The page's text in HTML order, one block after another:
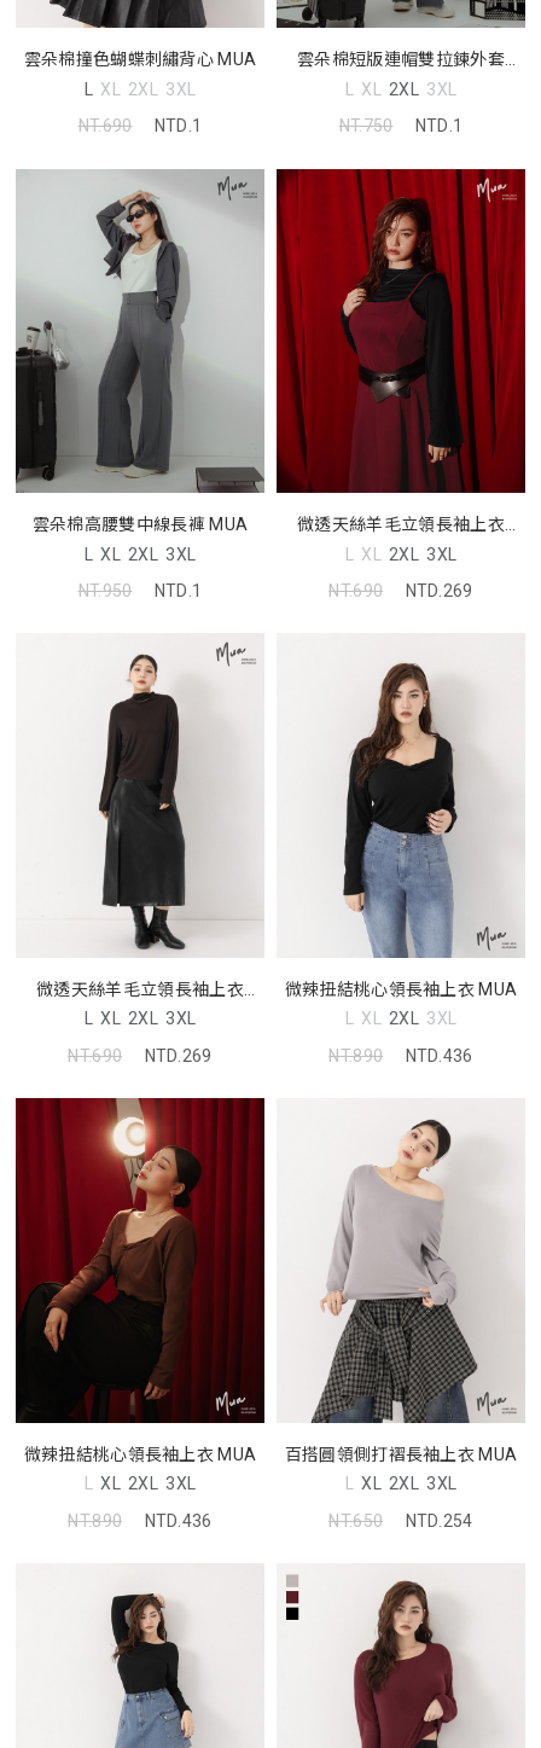
雲朵棉撞色蝴蝶刺繡背心 MUA
L XL 2XL 3XL
NT.690
NTD.1
雲朵棉短版連帽雙拉鍊外套
MUA
L XL 2XL 3XL
NT.750
NTD.1
雲朵棉高腰雙中線長褲 MUA
L XL 2XL 3XL
NT.950
NTD.1
微透天絲羊毛立領長袖上衣
MUA
L XL 2XL 3XL
NT.690
NTD.269
微透天絲羊毛立領長袖上衣
MUA
L XL 2XL 3XL
NT.690
NTD.269
微辣扭結桃心領長袖上衣 MUA
L XL 2XL 3XL
NT.890
NTD.436
微辣扭結桃心領長袖上衣 MUA
L XL 2XL 3XL
NT.890
NTD.436
百搭圓領側打褶長袖上衣 MUA
L XL 2XL 3XL
NT.650
NTD.254